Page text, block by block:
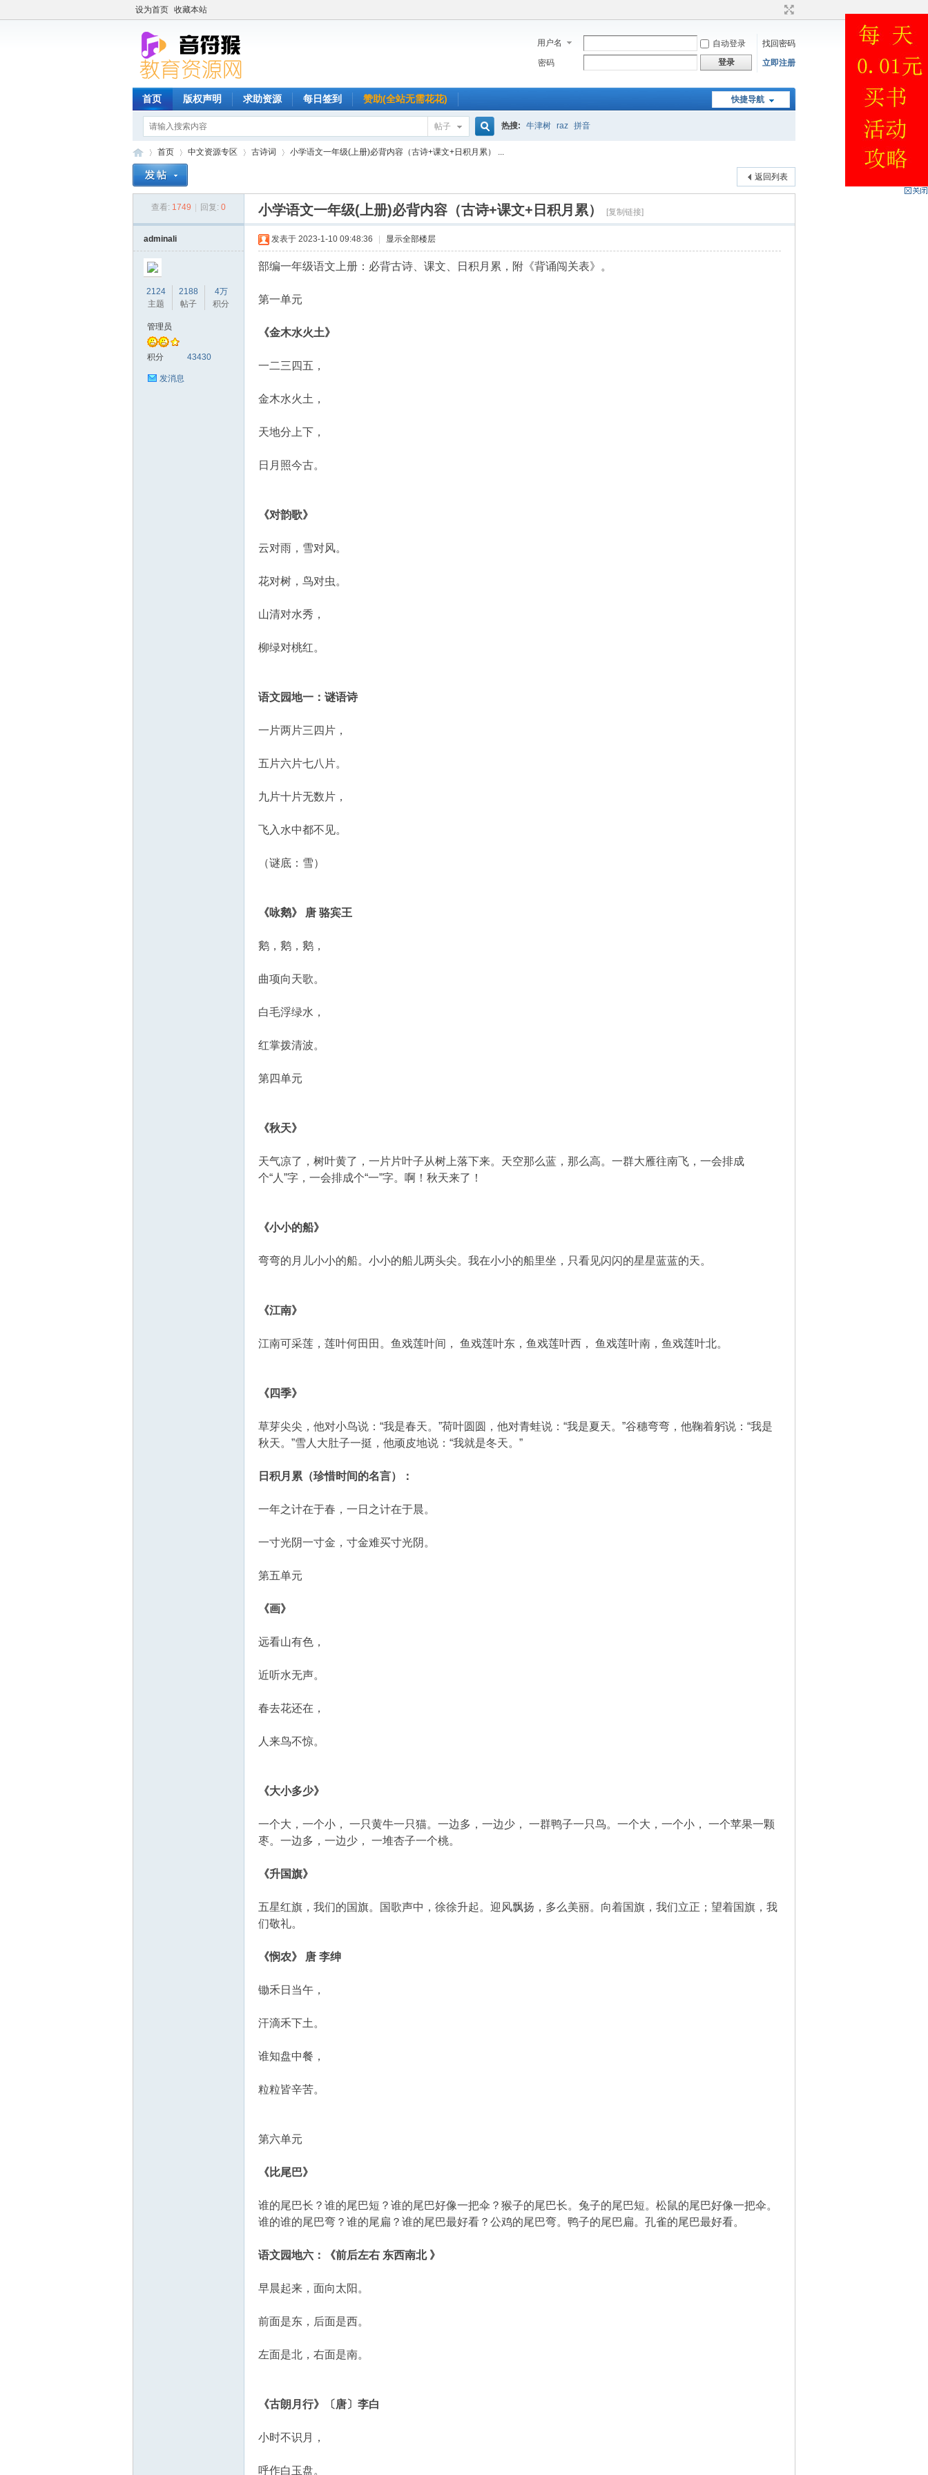
设为首页 收藏本站
用户名 自动登录
找回密码
密码
登录 立即注册
快捷导航
首页 版权声明 求助资源 每日签到 赞助(全站无需花花)
帖子
搜
索
热搜: 牛津树 raz 拼音
首页
›
中文资源专区 古诗词
›
小学语文一年级(上册)必背内容（古诗+课文+日积月累） ...
返回列表
查看: 1749 回复: 0 小学语文一年级(上册)必背内容（古诗+课文+日积月累） [复制链接]
adminali
2124
主题
2188
帖子
4万
积分
管理员
积分 43430
发消息
发表于 2023-1-10 09:48:36 显示全部楼层
部编一年级语文上册：必背古诗、课文、日积月累，附《背诵闯关表》。
第一单元
《金木水火土》
一二三四五，
金木水火土，
天地分上下，
日月照今古。
《对韵歌》
云对雨，雪对风。
花对树，鸟对虫。
山清对水秀，
柳绿对桃红。
语文园地一：谜语诗
一片两片三四片，
五片六片七八片。
九片十片无数片，
飞入水中都不见。
（谜底：雪）
《咏鹅》 唐 骆宾王
鹅，鹅，鹅，
曲项向天歌。
白毛浮绿水，
红掌拨清波。
第四单元
《秋天》
天气凉了，树叶黄了，一片片叶子从树上落下来。天空那么蓝，那么高。一群大雁往南飞，一会排成
个“人”字，一会排成个“一”字。啊！秋天来了！
《小小的船》
弯弯的月儿小小的船。小小的船儿两头尖。我在小小的船里坐，只看见闪闪的星星蓝蓝的天。
《江南》
江南可采莲，莲叶何田田。鱼戏莲叶间， 鱼戏莲叶东，鱼戏莲叶西， 鱼戏莲叶南，鱼戏莲叶北。
《四季》
草芽尖尖，他对小鸟说：“我是春天。”荷叶圆圆，他对青蛙说：“我是夏天。”谷穗弯弯，他鞠着躬说：“我是
秋天。”雪人大肚子一挺，他顽皮地说：“我就是冬天。”
日积月累（珍惜时间的名言）：
一年之计在于春，一日之计在于晨。
一寸光阴一寸金，寸金难买寸光阴。
第五单元
《画》
远看山有色，
近听水无声。
春去花还在，
人来鸟不惊。
《大小多少》
一个大，一个小， 一只黄牛一只猫。一边多，一边少， 一群鸭子一只鸟。一个大，一个小， 一个苹果一颗
枣。一边多，一边少， 一堆杏子一个桃。
《升国旗》
五星红旗，我们的国旗。国歌声中，徐徐升起。迎风飘扬，多么美丽。向着国旗，我们立正；望着国旗，我
们敬礼。
《悯农》 唐 李绅
锄禾日当午，
汗滴禾下土。
谁知盘中餐，
粒粒皆辛苦。
第六单元
《比尾巴》
谁的尾巴长？谁的尾巴短？谁的尾巴好像一把伞？猴子的尾巴长。兔子的尾巴短。松鼠的尾巴好像一把伞。
谁的谁的尾巴弯？谁的尾扁？谁的尾巴最好看？公鸡的尾巴弯。鸭子的尾巴扁。孔雀的尾巴最好看。
语文园地六：《前后左右 东西南北 》
早晨起来，面向太阳。
前面是东，后面是西。
左面是北，右面是南。
《古朗月行》〔唐〕李白
小时不识月，
呼作白玉盘。